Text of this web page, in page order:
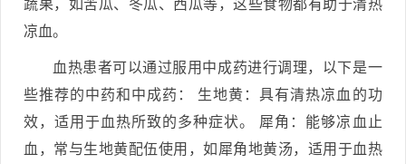
蔬果，如苦瓜、冬瓜、西瓜等，这些食物都有助于清热
凉血。
血热患者可以通过服用中成药进行调理，以下是一
些推荐的中药和中成药： 生地黄：具有清热凉血的功
效，适用于血热所致的多种症状。 犀角：能够凉血止
血，常与生地黄配伍使用，如犀角地黄汤，适用于血热